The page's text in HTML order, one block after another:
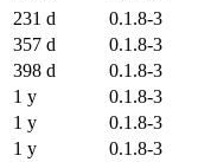
231 d
0.1.8-3
357 d
0.1.8-3
398 d
0.1.8-3
1 y
0.1.8-3
1 y
0.1.8-3
1 y
0.1.8-3